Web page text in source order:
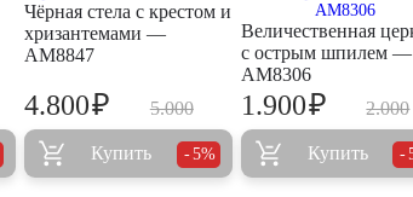
Чёрная стела с крестом и
хризантемами —
AM8847
5.000
4.800₽
Купить 5%
Величественная
с острым шпилем —
AM8306
2.000
1.900₽
Купить